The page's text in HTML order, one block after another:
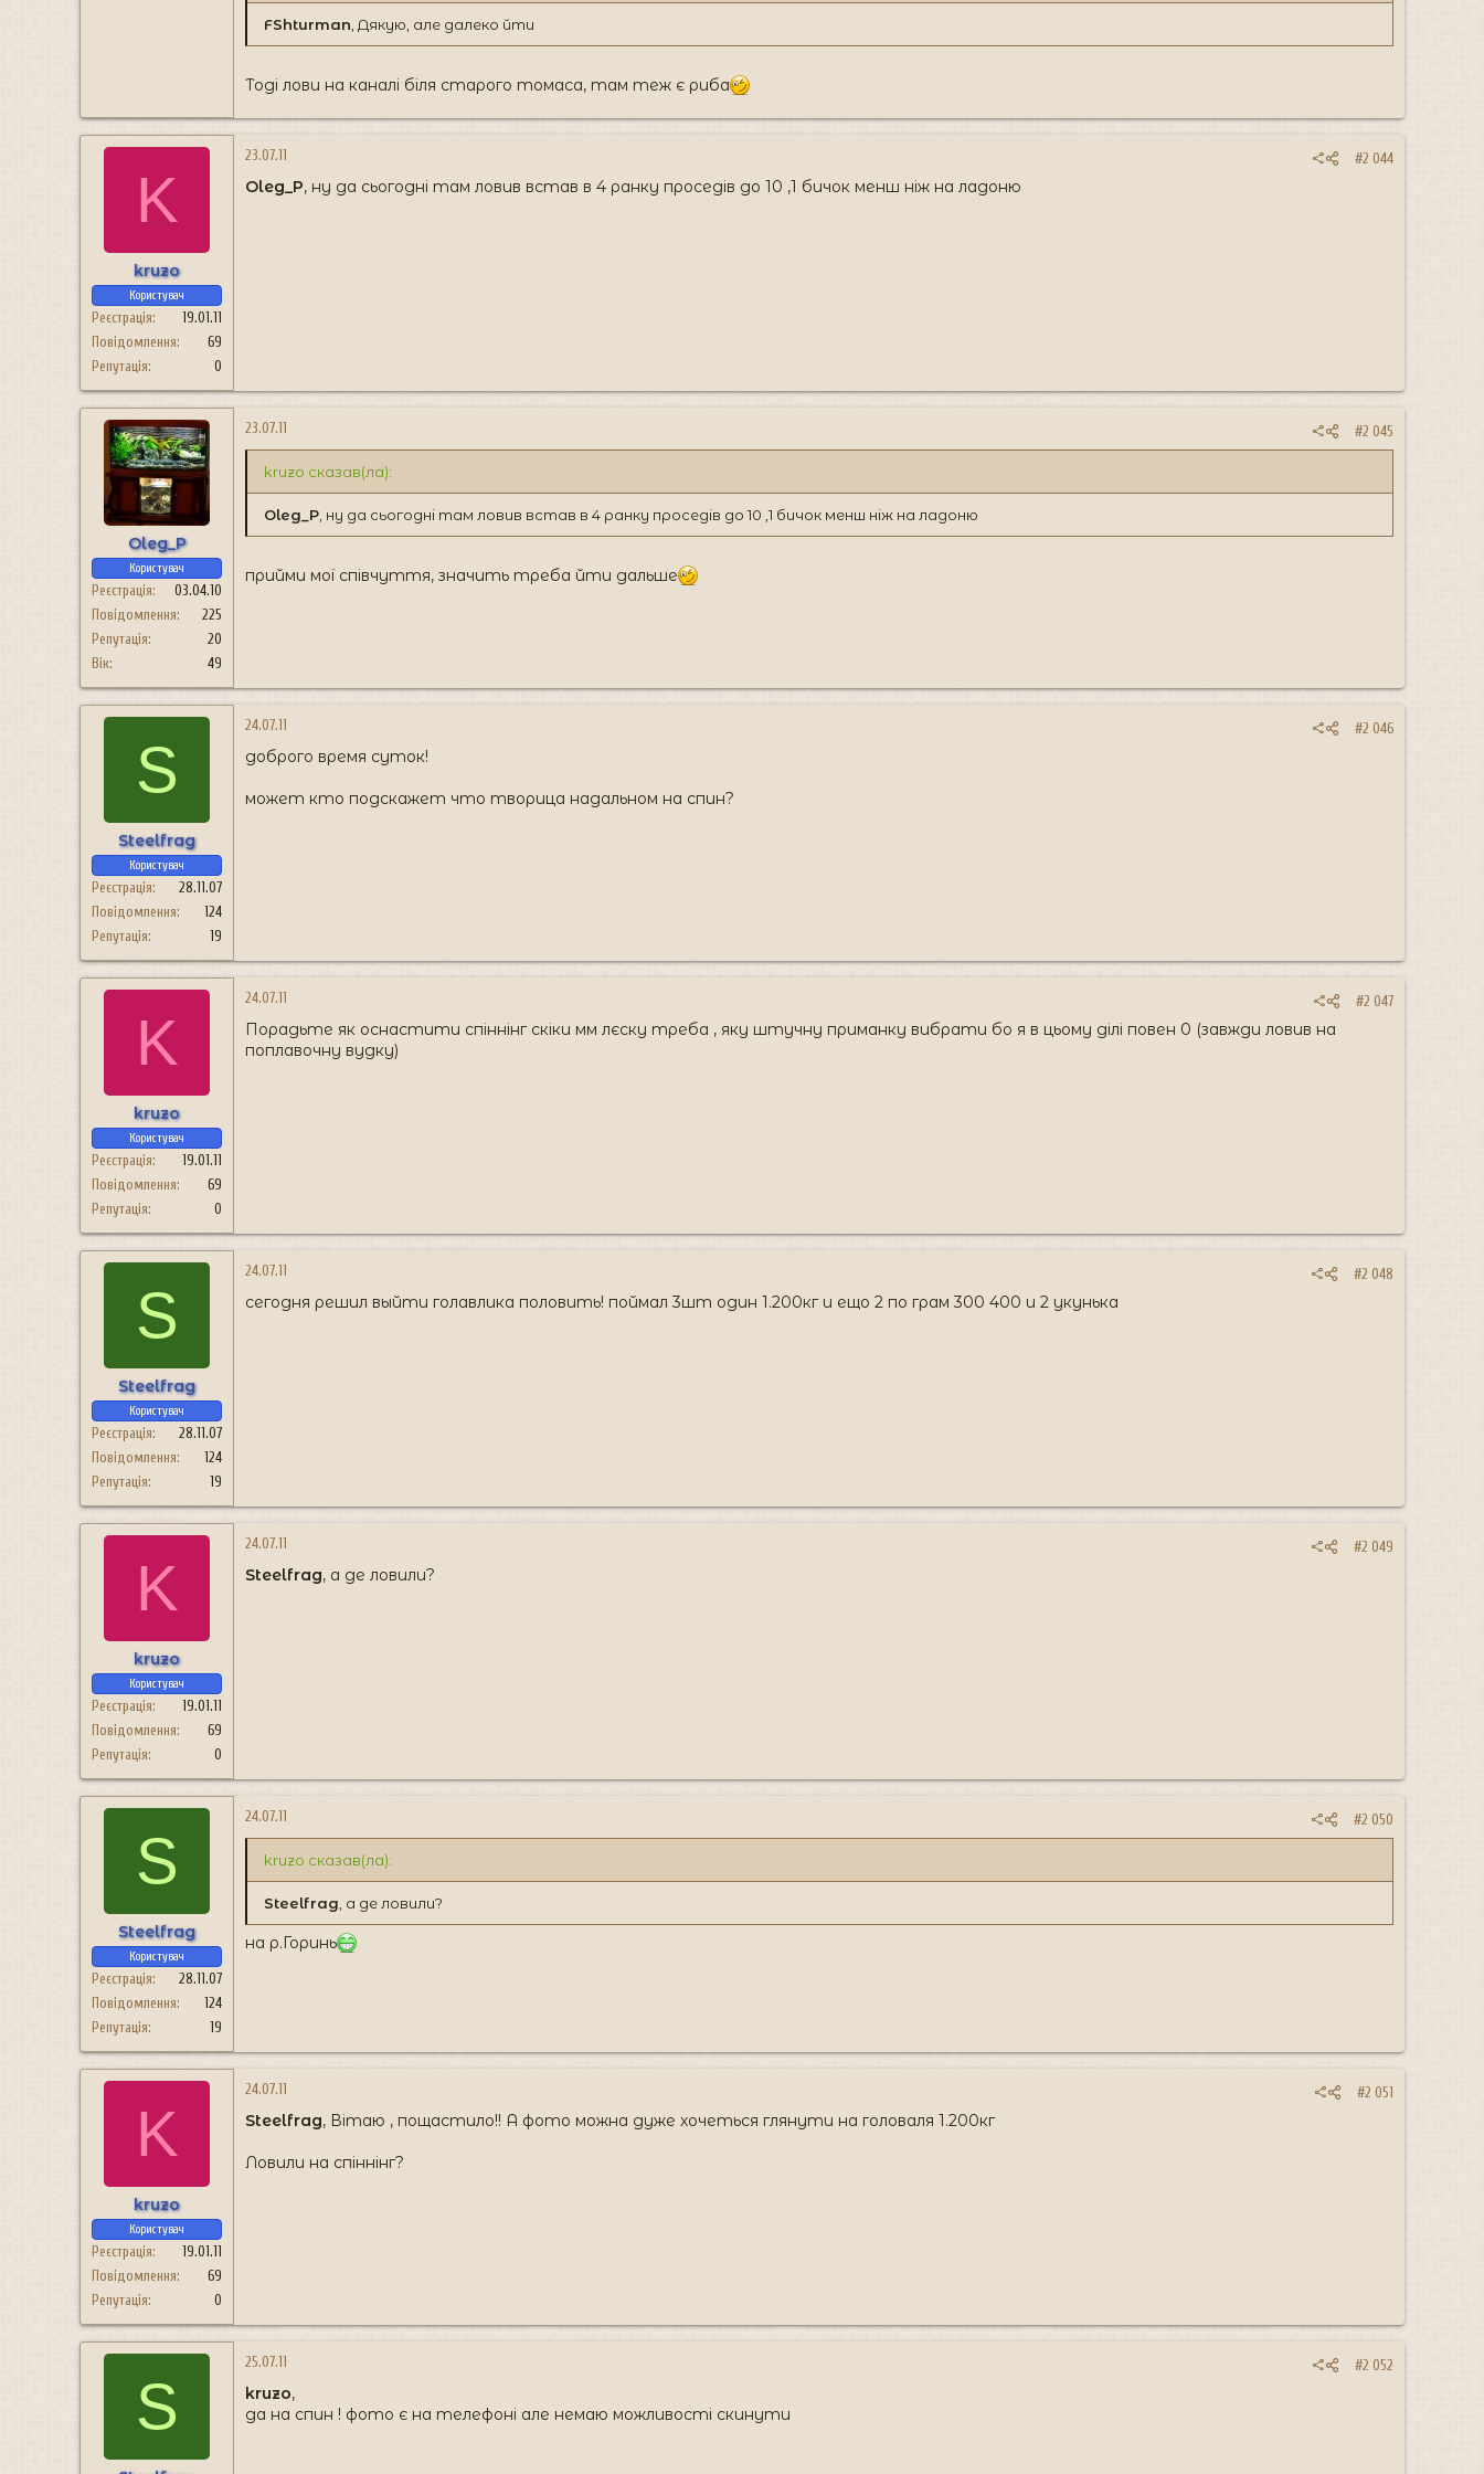
FShturman, Дякую, але далеко йти
Тоді лови на каналi бiля старого томаса, там теж є риба
K
kruzo
Користувач
Реєстрація
19.01.11
Повідомлення
69
Репутація
0
23.07.11 #2 044
Oleg_P, ну да сьогодні там ловив встав в 4 ранку проседів до 10 ,1 бичок менш ніж на ладоню
Oleg_P
Користувач
Реєстрація
03.04.10
Повідомлення
225
Репутація
20
Вік
49
23.07.11 #2 045
kruzo сказав(ла):
Oleg_P, ну да сьогодні там ловив встав в 4 ранку проседів до 10 ,1 бичок менш ніж на ладоню
прийми мої співчуття, значить треба йти дальше
S
Steelfrag
Користувач
Реєстрація
28.11.07
Повідомлення
124
Репутація
19
24.07.11 #2 046
доброго время суток!
может кто подскажет что творица надальном на спин?
K
kruzo
Користувач
Реєстрація
19.01.11
Повідомлення
69
Репутація
0
24.07.11 #2 047
Порадьте як оснастити спіннінг скіки мм лєску треба , яку штучну приманку вибрати бо я в цьому ділі повен 0 (завжди ловив на
поплавочну вудку)
S
Steelfrag
Користувач
Реєстрація
28.11.07
Повідомлення
124
Репутація
19
24.07.11 #2 048
сегодня решил выйти голавлика половить! поймал 3шт один 1.200кг и ещо 2 по грам 300 400 и 2 укунька
K
kruzo
Користувач
Реєстрація
19.01.11
Повідомлення
69
Репутація
0
24.07.11 #2 049
Steelfrag, а де ловили?
S
Steelfrag
Користувач
Реєстрація
28.11.07
Повідомлення
124
Репутація
19
24.07.11 #2 050
kruzo сказав(ла):
Steelfrag, а де ловили?
на р.Горинь
K
kruzo
Користувач
Реєстрація
19.01.11
Повідомлення
69
Репутація
0
24.07.11 #2 051
Steelfrag, Вітаю , пощастило!! А фото можна дуже хочеться глянути на головаля 1.200кг
Ловили на спіннінг?
S
25.07.11 #2 052
kruzo,
да на спин ! фото є на телефоні але немаю можливості скинути